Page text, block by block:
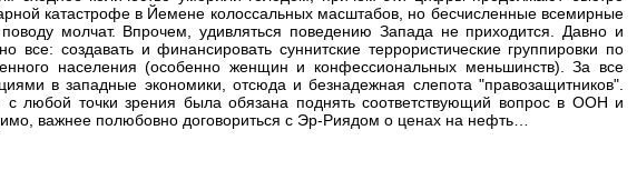
катастрофе в Йемене колоссальных масштабов, но бесчисленные всемирные
молчат. Впрочем, удивляться поведению Запада не приходится. Давно и
создавать и финансировать суннитские террористические группировки по
населения (особенно женщин и конфессиональных меньшинств). За все
в западные экономики, отсюда и безнадежная слепота "правозащитников".
с любой точки зрения была обязана поднять соответствующий вопрос в ООН и
важнее полюбовно договориться с Эр-Риядом о ценах на нефть…